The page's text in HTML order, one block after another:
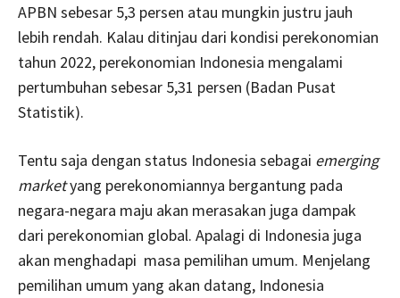
APBN sebesar 5,3 persen atau mungkin justru jauh
lebih rendah. Kalau ditinjau dari kondisi perekonomian
tahun 2022, perekonomian Indonesia mengalami
pertumbuhan sebesar 5,31 persen (Badan Pusat
Statistik).
Tentu saja dengan status Indonesia sebagai emerging
marketyang perekonomiannya bergantung pada
negara-negara maju akan merasakan juga dampak
dari perekonomian global. Apalagi di Indonesia juga
akan menghadapi masa pemilihan umum. Menjelang
pemilihan umum yang akan datang, Indonesia